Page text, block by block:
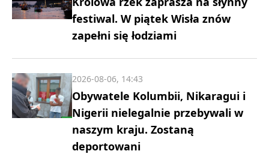
festiwal. W piątek Wisła znów
zapełni się łodziami
Obywatele Kolumbii, Nikaragui i
Nigerii nielegalnie przebywali w
naszym kraju. Zostaną
deportowani
2026-08-06, 14:43